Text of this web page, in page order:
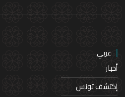
عربي
أخبار
إكتشف تونس